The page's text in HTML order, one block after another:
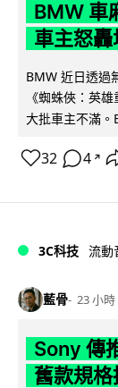
BMW 車
車主怒
BMW 近日透過
《蜘蛛俠：英
大批車主不滿。
32 4 ↗
3C科技 流動
藍骨 23 小時
Sony 傳
舊款規格